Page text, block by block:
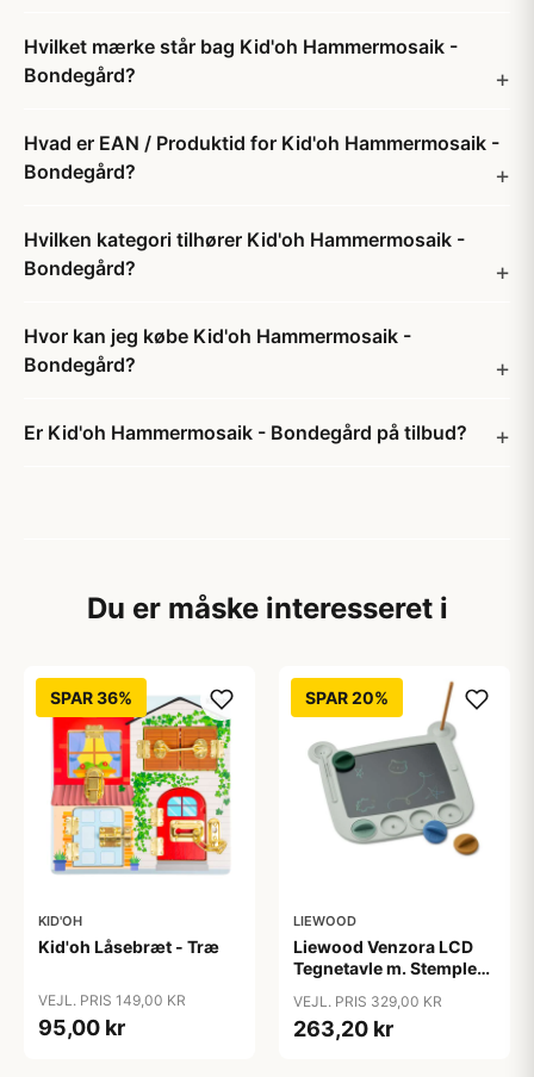
Hvilket mærke står bag Kid'oh Hammermosaik -
Bondegård?
Hvad er EAN / Produktid for Kid'oh Hammermosaik -
Bondegård?
Hvilken kategori tilhører Kid'oh Hammermosaik -
Bondegård?
Hvor kan jeg købe Kid'oh Hammermosaik -
Bondegård?
Er Kid'oh Hammermosaik - Bondegård på tilbud?
Du er måske interesseret i
SPAR 36%
KID'OH
Kid'oh Låsebræt - Træ
VEJL. PRIS 149,00 KR
95,00 kr
SPAR 20%
LIEWOOD
Liewood Venzora LCD
Tegnetavle m. Stempler -
VEJL. PRIS 329,00 KR
263,20 kr